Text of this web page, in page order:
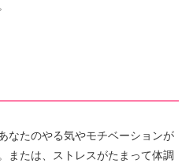
なたのやる気やモチベーションが
または、ストレスがたまって体調